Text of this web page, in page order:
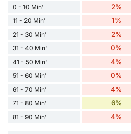
0 - 10 Min'
2%
11 - 20 Min' 1%
21 - 30 Min' 2%
31 - 40 Min' 0%
41 - 50 Min' 4%
51 - 60 Min' 0%
61 - 70 Min' 4%
71 - 80 Min' 6%
81 - 90 Min' 4%